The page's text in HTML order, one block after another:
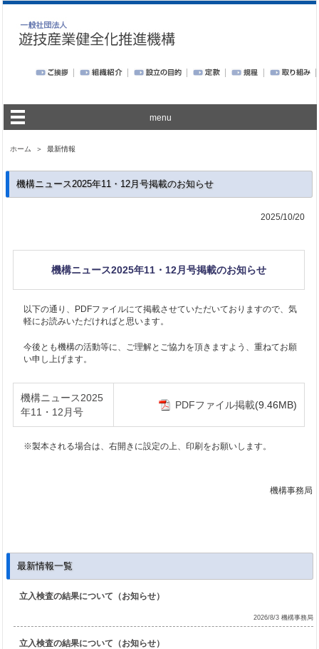
menu
ホーム ＞ 最新情報
機構ニュース2025年11・12月号掲載のお知らせ
2025/10/20
機構ニュース2025年11・12月号掲載のお知らせ
以下の通り、PDFファイルにて掲載させていただいておりますので、気
軽にお読みいただければと思います。
今後とも機構の活動等に、ご理解とご協力を頂きますよう、重ねてお願
い申し上げます。
機構ニュース2025
年11・12月号
PDFファイル掲載(9.46MB)
※製本される場合は、右開きに設定の上、印刷をお願いします。
機構事務局
最新情報一覧
立入検査の結果について（お知らせ）
2026/8/3 機構事務局
立入検査の結果について（お知らせ）